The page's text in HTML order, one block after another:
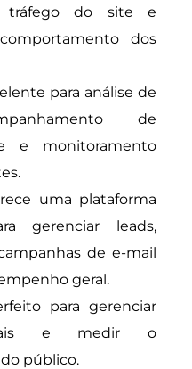
tráfego do site e
dos
para análise de
de
e monitoramento
uma plataforma
gerenciar leads,
de e-mail
geral.
para gerenciar
e medir o
público.